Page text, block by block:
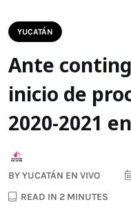
YUCATÁN
Ante
inicio de
2020-2021
BYYUCATÁN EN VIVO
READ IN 2 MINUTES